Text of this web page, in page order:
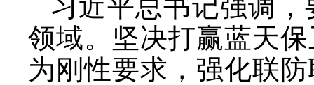
习近平总书记强调
领域。坚决打赢蓝天
为刚性要求，强化联